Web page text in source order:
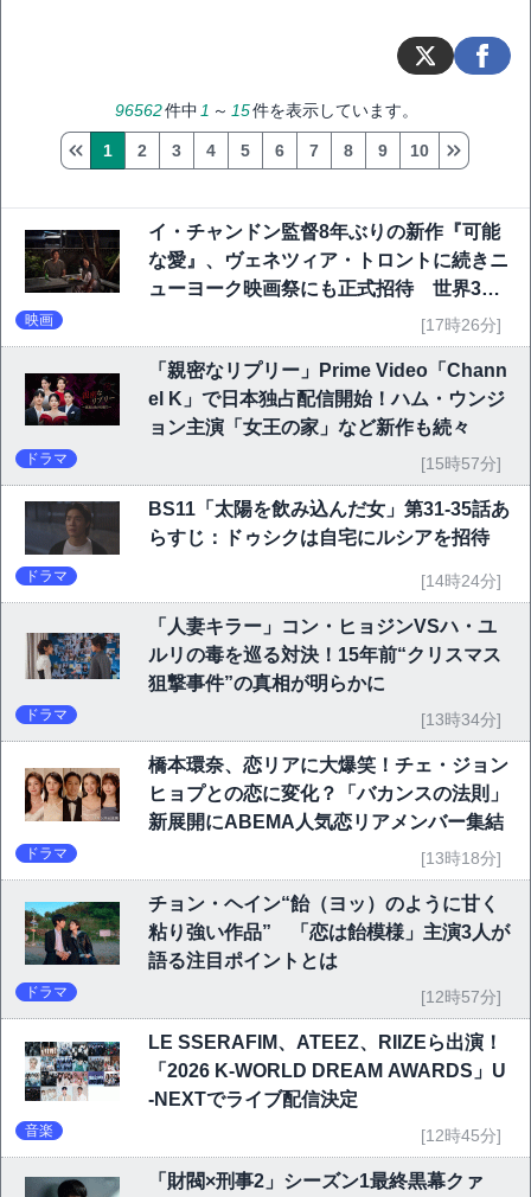
96562件中 1 ～ 15件を表示しています。
1 2 3 4 5 6 7 8 9 10
イ・チャンドン監督8年ぶりの新作『可能
な愛』、ヴェネツィア・トロントに続きニ
ューヨーク映画祭にも正式招待 世界3大
映画 [17時26分]
「親密なリプリー」Prime Video「Chann
el K」で日本独占配信開始！ハム・ウンジ
ョン主演「女王の家」など新作も続々
ドラマ [15時57分]
BS11「太陽を飲み込んだ女」第31-35話あ
らすじ：ドゥシクは自宅にルシアを招待
ドラマ [14時24分]
「人妻キラー」コン・ヒョジンVSハ・ユ
ルリの毒を巡る対決！15年前“クリスマス
狙撃事件”の真相が明らかに
ドラマ [13時34分]
橋本環奈、恋リアに大爆笑！チェ・ジョン
ヒョプとの恋に変化？「バカンスの法則」
新展開にABEMA人気恋リアメンバー集結
ドラマ [13時18分]
チョン・ヘイン“飴（ヨッ）のように甘く
粘り強い作品” 「恋は飴模様」主演3人が
語る注目ポイントとは
ドラマ [12時57分]
LE SSERAFIM、ATEEZ、RIIZEら出演！
「2026 K-WORLD DREAM AWARDS」U
-NEXTでライブ配信決定
音楽 [12時45分]
「財閥×刑事2」シーズン1最終黒幕クァ